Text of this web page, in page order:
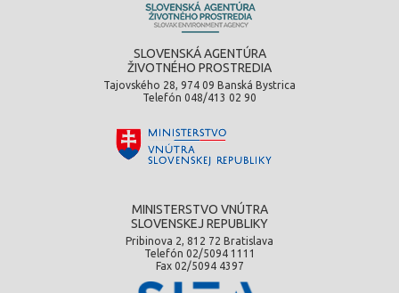
SLOVENSKÁ AGENTÚRA
ŽIVOTNÉHO PROSTREDIA
Tajovského 28, 974 09 Banská Bystrica
Telefón 048/413 02 90
MINISTERSTVO VNÚTRA
SLOVENSKEJ REPUBLIKY
Pribinova 2, 812 72 Bratislava
Telefón 02/5094 1111
Fax 02/5094 4397